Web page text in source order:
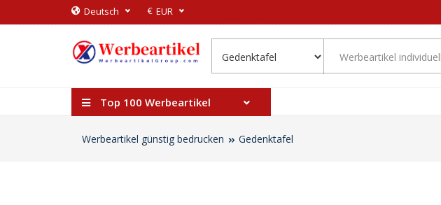
Deutsch € EUR
Top 100 Werbeartikel
Werbeartikel günstig bedrucken Gedenktafel